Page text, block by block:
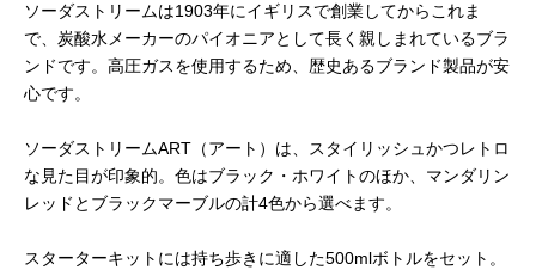
ソーダストリームは1903年にイギリスで創業してからこれま
で、炭酸水メーカーのパイオニアとして長く親しまれているブラ
ンドです。高圧ガスを使用するため、歴史あるブランド製品が安
心です。
ソーダストリームART（アート）は、スタイリッシュかつレトロ
な見た目が印象的。色はブラック・ホワイトのほか、マンダリン
レッドとブラックマーブルの計4色から選べます。
スターターキットには持ち歩きに適した500mlボトルをセット。